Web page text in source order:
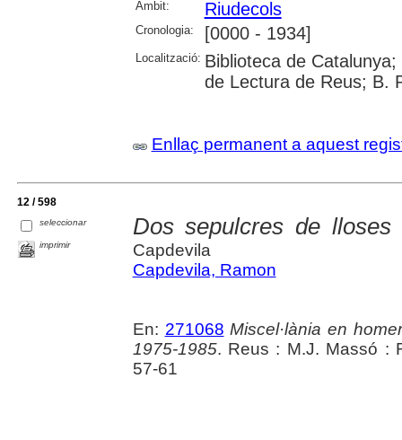
Àmbit: Riudecols
Cronologia: [0000 - 1934]
Localització: Biblioteca de
de Lectura de Reus; B.
Enllaç permanent a aquest
12 / 598
seleccionar
imprimir
Dos sepulcres de
Capdevila
Capdevila, Ramon
En: 271068 Miscel·lània en
1975-1985. Reus : M.J. Massó :
57-61